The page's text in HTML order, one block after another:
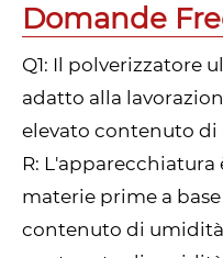
Domande
Q1: Il polverizzatore
adatto alla
elevato contenuto di
R:
materie prime a
contenuto di umidità